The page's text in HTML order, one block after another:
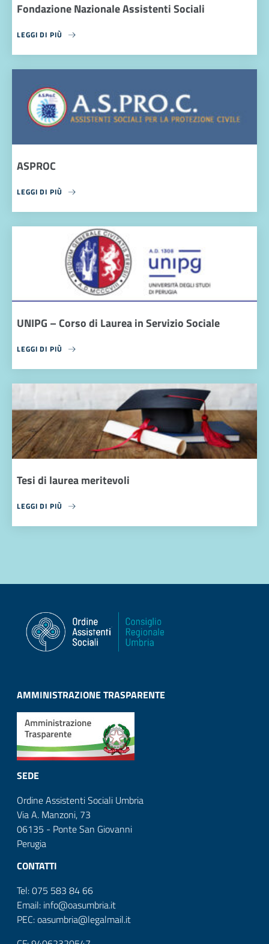
Fondazione Nazionale Assistenti Sociali
LEGGI DI PIÙ
ASPROC
LEGGI DI PIÙ
UNIPG – Corso di Laurea in Servizio Sociale
LEGGI DI PIÙ
Tesi di laurea meritevoli
LEGGI DI PIÙ
AMMINISTRAZIONE TRASPARENTE
SEDE
Ordine Assistenti Sociali Umbria
Via A. Manzoni, 73
06135 - Ponte San Giovanni
Perugia
CONTATTI
Tel: 075 583 84 66
Email: info@oasumbria.it
PEC: oasumbria@legalmail.it